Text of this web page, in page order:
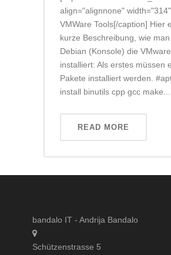
align="alignnone"
VMWare Tools[/caption] Hier
kurze Beschreibung, wie
Debian (Konsole) die
installiert: Als erstes müssen
Pakete installiert werden.
install binutils cpp gcc make...
READ MORE
bandalo IT - Andrija Bandalo
Schützenstrasse 5